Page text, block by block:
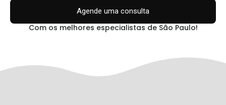
Agende uma consulta
Com os melhores especialistas de São Paulo!